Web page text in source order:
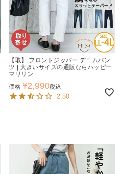
【取】 フロントジッパー デニムパン
ツ | 大きいサイズの通販ならハッピー
マリリン
価格 ¥2,990税込
2.50